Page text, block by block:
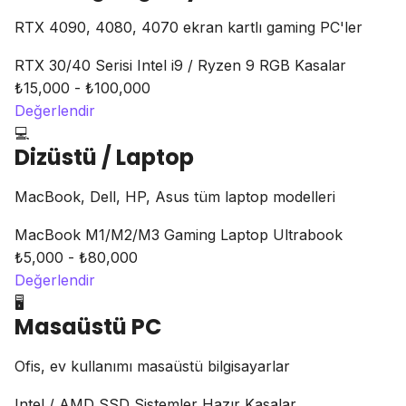
RTX 4090, 4080, 4070 ekran kartlı gaming PC'ler
RTX 30/40 Serisi Intel i9 / Ryzen 9 RGB Kasalar
₺15,000 - ₺100,000
Değerlendir
💻
Dizüstü / Laptop
MacBook, Dell, HP, Asus tüm laptop modelleri
MacBook M1/M2/M3 Gaming Laptop Ultrabook
₺5,000 - ₺80,000
Değerlendir
🖥️
Masaüstü PC
Ofis, ev kullanımı masaüstü bilgisayarlar